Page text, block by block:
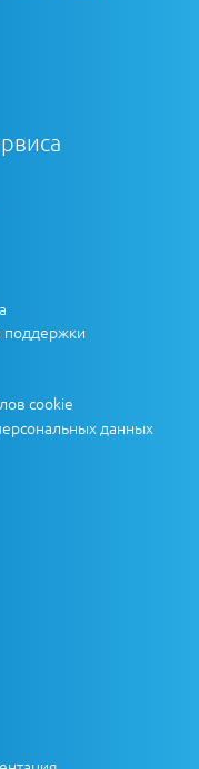
поддержки
cookie
данных